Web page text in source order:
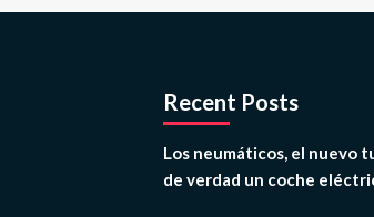
Recent Posts
Los neumáticos, el nuevo
de verdad un coche